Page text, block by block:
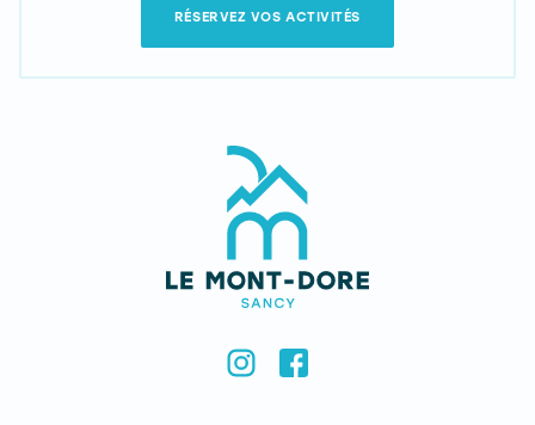
RÉSERVEZ VOS ACTIVITÉS